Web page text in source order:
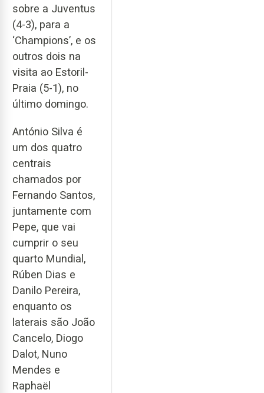
sobre a Juventus
(4-3), para a
‘Champions’, e os
outros dois na
visita ao Estoril-
Praia (5-1), no
último domingo.
António Silva é
um dos quatro
centrais
chamados por
Fernando Santos,
juntamente com
Pepe, que vai
cumprir o seu
quarto Mundial,
Rúben Dias e
Danilo Pereira,
enquanto os
laterais são João
Cancelo, Diogo
Dalot, Nuno
Mendes e
Raphaël